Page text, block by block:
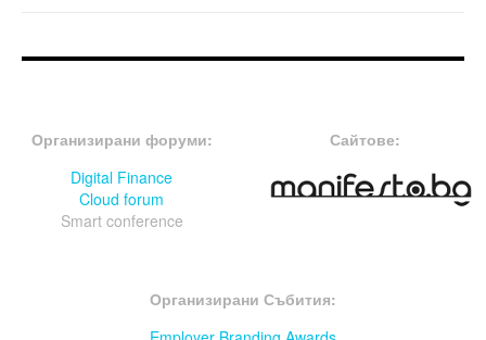
Организирани форуми:
Digital Finance
Cloud forum
Smart conference
Сайтове:
Организирани Събития: